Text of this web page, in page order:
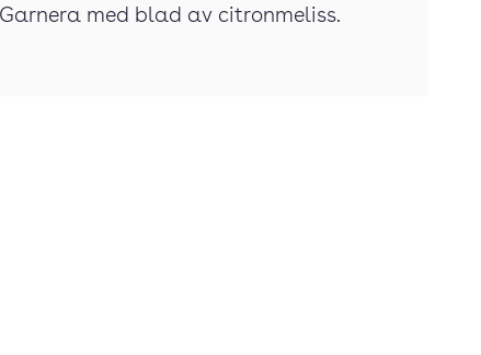
med blad av citronmeliss.